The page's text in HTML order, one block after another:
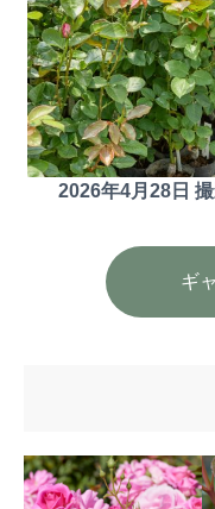
2026年4月28日
ギ